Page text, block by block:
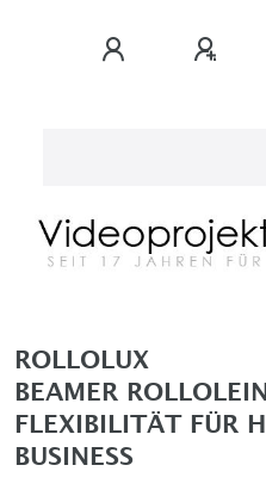
ROLLOLUX
BEAMER
FLEXIBILITÄT FÜR
BUSINESS